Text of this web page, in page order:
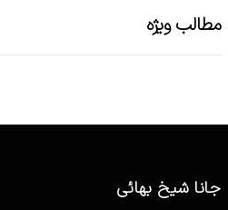
مطالب ویژه
جانا شیخ بهائی